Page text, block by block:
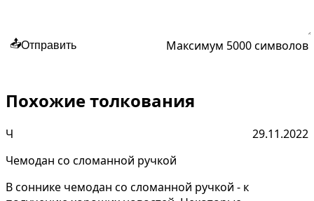
📤Отправить Максимум 5000 символов
Похожие толкования
Ч
29.11.2022
Чемодан со сломанной ручкой
В соннике чемодан со сломанной ручкой - к